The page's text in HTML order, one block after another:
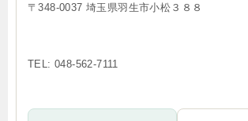
〒348-0037 埼玉県羽生市小松３８８
TEL: 048-562-7111